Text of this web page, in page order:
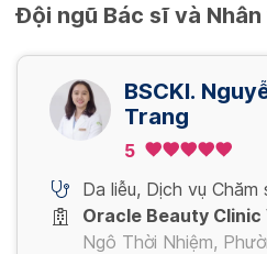
Đội ngũ Bác sĩ và
BSCKI.
Trang
5
Da liễu, Dịch vụ Chăm
Oracle Beauty Clinic
Ngô Thời Nhiệm,